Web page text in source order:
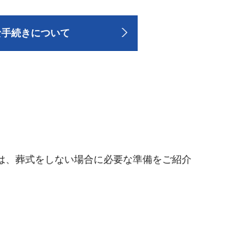
続きについて
、葬式をしない場合に必要な準備をご紹介